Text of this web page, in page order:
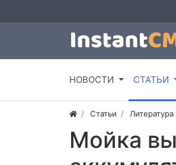
НОВОСТИ СТАТЬИ
Статьи Литература
Мойка